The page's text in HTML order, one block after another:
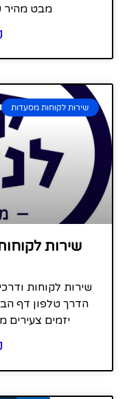
מבט מהיר
שירות לקוחות מסעדות
שירות
שירות לקוחות
יזמים צעירים